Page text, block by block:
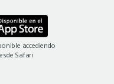
accediendo
Safari